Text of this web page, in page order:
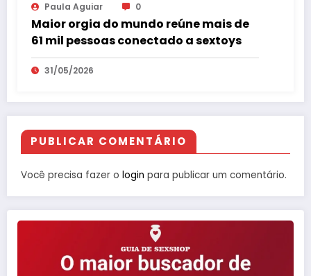
Paula Aguiar 0
Maior orgia do mundo reúne mais de
61 mil pessoas conectado a sextoys
31/05/2026
PUBLICAR COMENTÁRIO
Você precisa fazer o login para publicar um comentário.